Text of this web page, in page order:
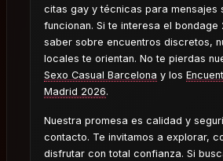
citas gay y técnicas para mensajes
funcionan. Si te interesa el bondage
saber sobre encuentros discretos,
locales te orientan. No te pierdas
Sexo Casual Barcelona y los
Madrid 2026.
Nuestra promesa es calidad y
contacto. Te invitamos a explorar,
disfrutar con total confianza. Si